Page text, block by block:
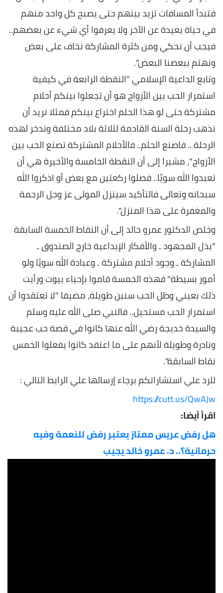
فتبدأ المسافات تزيد بينهم حتى يصبح كل واحد منهم
في حياة بعيدة عن الآخر ولا يعرفوا أي شيء عن بعضهم..
فيجب أن نحكي ومن كثرة المشاركة نخاف على بعض
ونهتم ببعضنا البعض".
وتابع الداعية الإسلامي "النقطة الرابعة في كيفية
استمرار الحب بين الأزواج هو أن تجعلوا بينكم أحلام
مشتركة حتى لو هذا الحلم اختراع بينكم فمثلا نريد أن
نذهب رحلة السنة القادمة لثلاثة بلاد مختلفة وندخر لهذه
الرحلة .. فاصنع الحلم.. فالأحلام المشتركة تصنع الحب بين
الأزواج"، مشيرا إلى أن النقطة الخامسة والأخيرة هي أن
تعبدوا الله سويًا.. فصلوا ركعتين مع بعض أو اذكروا الله
سبحانه وتعالى فالتأكيد سينزل المولى عز وجل الرحمة
والمغفرة على هذا المنزل".
وخلص الدكتور عمرو خالد إلى أن النقاط الخمسة السابقة
"بذل المجهود ـ والأفكار الإبداعية خارج الصندوق ـ
المشاركة ـ وجود أحلام مشتركة ـ وعبادة الله سويًا ولو
أمور بسيطة" فهذه الخمسة قاموا بإحياء بيوت ورأيت
ذلك بعيني وظل الحب سنين طويلة، مضيفا "لا تعتقدوا أن
استمرار الحب مستحيل.. فالنبي صلى الله عليه وسلم
والسيدة خديجة رضي الله عنها كانوا في قصة حب عجيبة
ونادرة وطويلة لأنهم على ما اعتقد كانوا يفعلوا الخمس
نقاط السابقة".
للرد علي استشاراتكم برجاء إرسالها علي الرابط التالي :
https://cutt.us/QwAJw
اقرأ أيضا:
هل رفض عريس ممتاز يعتبر رفض للنعمة وفيه
حرمانية؟.. د. عمرو خالد يجيب